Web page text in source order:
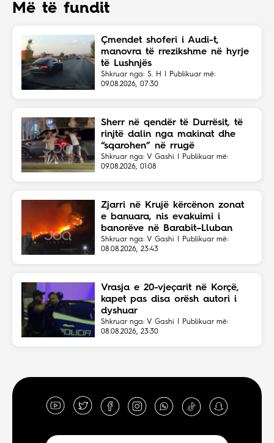
Më të fundit
Çmendet shoferi i Audi-t,
manovra të rrezikshme në hyrje
të Lushnjës
Shkruar nga: S. H | Publikuar më:
09.08.2026, 07:30
Sherr në qendër të Durrësit, të
rinjtë dalin nga makinat dhe
“sqarohen” në rrugë
Shkruar nga: V Gashi | Publikuar më:
09.08.2026, 01:08
Zjarri në Krujë kërcënon zonat
e banuara, nis evakuimi i
banorëve në Barabit–Lluban
Shkruar nga: V Gashi | Publikuar më:
08.08.2026, 23:43
Vrasja e 20-vjeçarit në Korçë,
kapet pas disa orësh autori i
dyshuar
Shkruar nga: V Gashi | Publikuar më:
08.08.2026, 23:30